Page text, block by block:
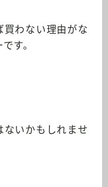
買わない理由がな
す。
ないかもしれませ